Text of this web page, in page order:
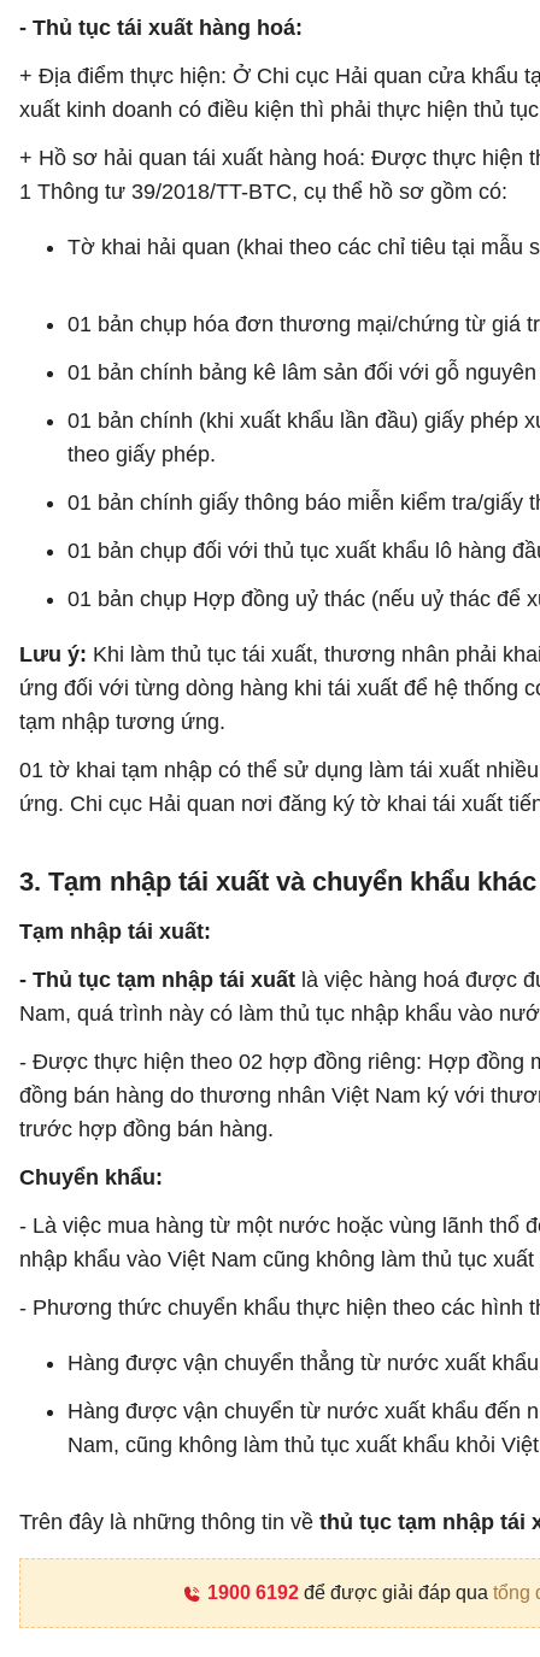
- Thủ tục tái xuất hàng hoá:
+ Địa điểm thực hiện: Ở Chi cục Hải quan cửa khẩu
xuất kinh doanh có điều kiện thì phải thực hiện thủ
+ Hồ sơ hải quan tái xuất hàng hoá: Được thực hiện
1 Thông tư 39/2018/TT-BTC, cụ thể hồ sơ gồm có:
Tờ khai hải quan (khai theo các chỉ tiêu tại mẫu
01 bản chụp hóa đơn thương mại/chứng từ
01 bản chính bảng kê lâm sản đối với gỗ
01 bản chính (khi xuất khẩu lần đầu) giấy phép
theo giấy phép.
01 bản chính giấy thông báo miễn kiểm tra/giấy
01 bản chụp đối với thủ tục xuất khẩu lô hàng
01 bản chụp Hợp đồng uỷ thác (nếu uỷ thác để
Lưu ý: Khi làm thủ tục tái xuất, thương nhân phải
ứng đối với từng dòng hàng khi tái xuất để hệ thống
tạm nhập tương ứng.
01 tờ khai tạm nhập có thể sử dụng làm tái xuất
ứng. Chi cục Hải quan nơi đăng ký tờ khai tái xuất
3. Tạm nhập tái xuất và chuyển khẩu
Tạm nhập tái xuất:
- Thủ tục tạm nhập tái xuất là việc hàng hoá được
Nam, quá trình này có làm thủ tục nhập khẩu vào
- Được thực hiện theo 02 hợp đồng riêng: Hợp đồng
đồng bán hàng do thương nhân Việt Nam ký với
trước hợp đồng bán hàng.
Chuyển khẩu:
- Là việc mua hàng từ một nước hoặc vùng lãnh thổ
nhập khẩu vào Việt Nam cũng không làm thủ tục
- Phương thức chuyển khẩu thực hiện theo các hình
Hàng được vận chuyển thẳng từ nước xuất
Hàng được vận chuyển từ nước xuất khẩu đến
Nam, cũng không làm thủ tục xuất khẩu khỏi
Trên đây là những thông tin về thủ tục tạm nhập tái
1900 6192để được giải đáp qua tổng